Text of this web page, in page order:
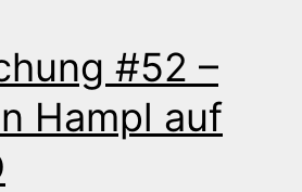
#52 –
Hampl auf